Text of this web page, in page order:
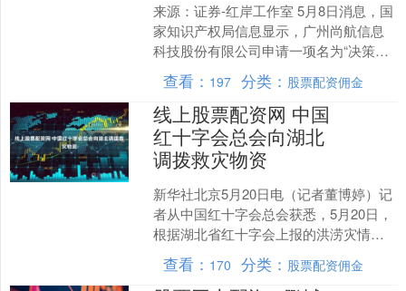
来源：证券-红岸工作室 5月8日消息，国
家知识产权局信息显示，广州尚航信息
科技股份有限公司申请一项名为“决策构
建方法、数据中心智能调控方法、装
置”的专利，授权公....
查看： 197 分类： 股票配资佣金
线上股票配资网 中国
红十字会总会向湖北
调拨救灾物资
新华社北京5月20日电（记者董博婷）记
者从中国红十字会总会获悉，5月20日，
根据湖北省红十字会上报的洪涝灾情及
需求，总会启动四级响应，紧急向湖北
受灾地区调拨赈济....
查看： 170 分类： 股票配资佣金